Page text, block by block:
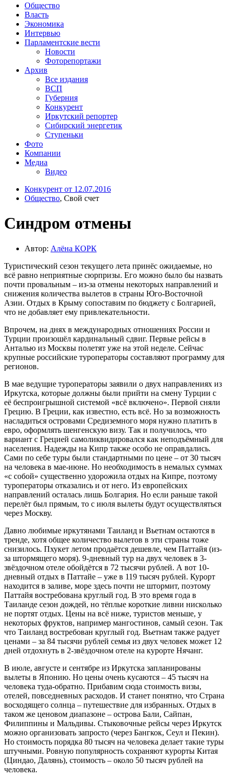
Общество
Власть
Экономика
Интервью
Парламентские вести
Новости
Фоторепортажи
Архив
Все издания
ВСП
Губерния
Конкурент
Иркутский репортер
Сибирский энергетик
Ступеньки
Фото
Компании
Медиа
Видео
Конкурент от 12.07.2016
Общество, Свой счет
Синдром отмены
Автор: Алёна КОРК
Туристический сезон текущего лета принёс ожидаемые, но
всё равно неприятные сюрпризы. Его можно было бы назвать
почти провальным – из-за отмены некоторых направлений и
снижения количества вылетов в страны Юго-Восточной
Азии. Отдых в Крыму сопоставим по бюджету с Болгарией,
что не добавляет ему привлекательности.
Впрочем, на днях в международных отношениях России и
Турции произошёл кардинальный сдвиг. Первые рейсы в
Анталью из Москвы полетят уже на этой неделе. Сейчас
крупные российские туроператоры составляют программу для
регионов.
В мае ведущие туроператоры заявили о двух направлениях из
Иркутска, которые должны были прийти на смену Турции с
её беспроигрышной системой «всё включено». Первой сняли
Грецию. В Греции, как известно, есть всё. Но за возможность
насладиться островами Средиземного моря нужно платить в
евро, оформлять шенгенскую визу. Так и получилось, что
вариант с Грецией самоликвидировался как неподъёмный для
населения. На­дежды на Кипр также особо не оправдались.
Сами по себе туры были стандартными по цене – от 30 тысяч
на человека в мае-июне. Но необходимость в немалых суммах
«с собой» существенно удорожила отдых на Кипре, поэтому
туроператоры отказались и от него. Из европейских
направлений осталась лишь Болгария. Но если раньше такой
перелёт был прямым, то с июля вылеты будут осуществляться
через Москву.
Давно любимые иркутянами Таиланд и Вьетнам остаются в
тренде, хотя общее количество вылетов в эти страны тоже
снизилось. Пхукет летом продаётся дешевле, чем Паттайя (из-
за штормящего моря). 9-дневный тур на двух человек в 3-
звёздочном отеле обойдётся в 72 тысячи рублей. А вот 10-
дневный отдых в Паттайе – уже в 119 тысяч рублей. Курорт
находится в заливе, море здесь почти не штормит, поэтому
Паттайя востребована круглый год. В это время года в
Таиланде сезон дождей, но тёплые короткие ливни нисколько
не портят отдых. Цены на всё ниже, туристов меньше, у
некоторых фруктов, например мангостинов, самый сезон. Так
что Таиланд востребован круглый год. Вьетнам также радует
ценами – за 84 тысячи рублей семья из двух человек может 12
дней отдохнуть в 2-звёздочном отеле на курорте Нячанг.
В июле, августе и сентябре из Иркутска запланированы
вылеты в Японию. Но цены очень кусаются – 45 тысяч на
человека туда-обратно. Прибавим сюда стоимость визы,
отелей, повседневных расходов. И станет понятно, что Страна
восходящего солнца – путешествие для избранных. Отдых в
таком же ценовом диапазоне – острова Бали, Сайпан,
Филиппины и Мальдивы. Стыковочные рейсы через Иркутск
можно организовать запросто (через Бангкок, Сеул и Пекин).
Но стоимость порядка 80 тысяч на человека делает такие туры
штучными. Ровную популярность сохраняют курорты Китая
(Циндао, Далянь), стоимость – около 50 тысяч рублей на
человека.